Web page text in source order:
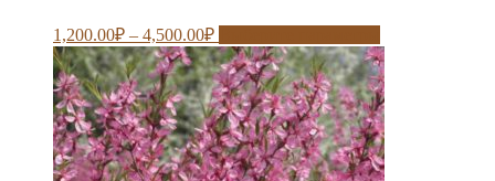
1,200.00₽ – 4,500.00₽